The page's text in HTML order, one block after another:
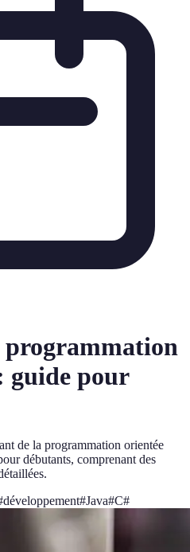
programmation
guide pour
de la programmation orientée
débutants, comprenant des
développement#Java#C#